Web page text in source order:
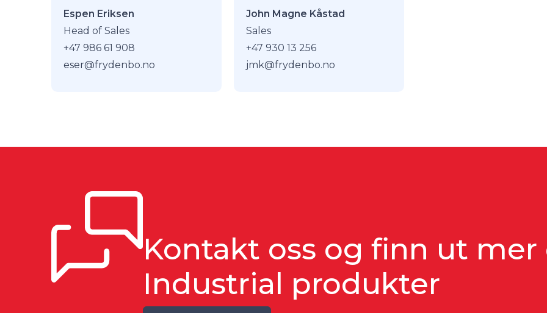
Espen Eriksen
Head of Sales
+47 986 61 908
eser@frydenbo.no
John Magne Kåstad
Sales
+47 930 13 256
jmk@frydenbo.no
Kontakt oss og finn ut mer
Industrial produkter